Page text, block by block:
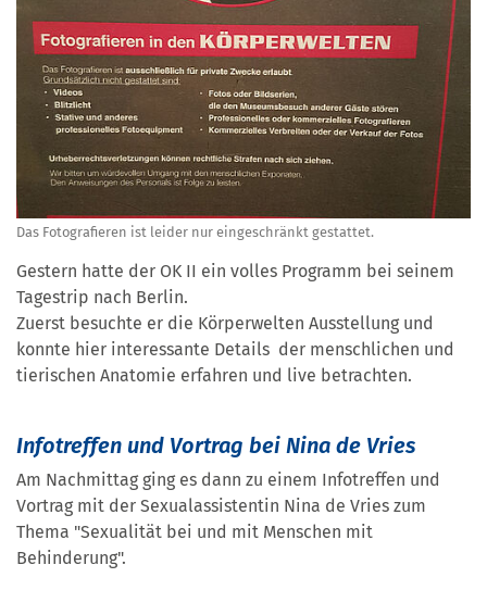
Das Fotografieren ist leider nur eingeschränkt gestattet.
Gestern hatte der OK II ein volles Programm bei seinem
Tagestrip nach Berlin.
Zuerst besuchte er die Körperwelten Ausstellung und
konnte hier interessante Details der menschlichen und
tierischen Anatomie erfahren und live betrachten.
Infotreffen und Vortrag bei Nina de Vries
Am Nachmittag ging es dann zu einem Infotreffen und
Vortrag mit der Sexualassistentin Nina de Vries zum
Thema "Sexualität bei und mit Menschen mit
Behinderung".